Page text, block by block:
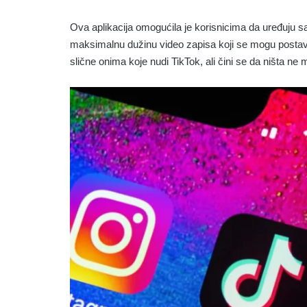
Ova aplikacija omogućila je korisnicima da uređuju
maksimalnu dužinu video zapisa koji se mogu
slične onima koje nudi TikTok, ali čini se da ništa